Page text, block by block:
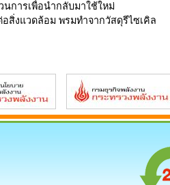
การเพื่อนำกลับมาใช้ใหม่
สิ่งแวดล้อม พรมทำจากวัสดุรีไซเคิล